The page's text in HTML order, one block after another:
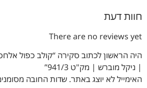
חוות דעת
There are no reviews yet
היה הראשון לכתוב סקירה “קולב כפול
| ניקל מוברש | מק"ט 941/3”
האימייל לא יוצג באתר. שדות החובה